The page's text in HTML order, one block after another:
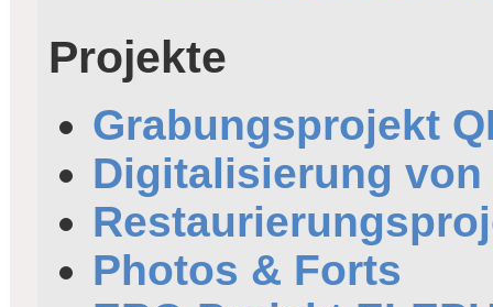
Projekte
Grabungsprojekt
Digitalisierung
Photos & Forts